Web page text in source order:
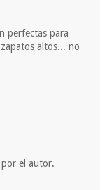
perfectas para
altos... no
el autor.